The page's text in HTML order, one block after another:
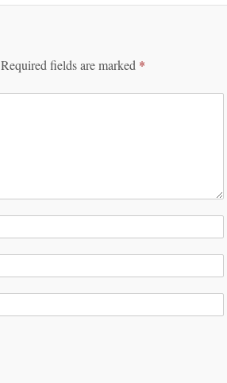
Required fields are marked *